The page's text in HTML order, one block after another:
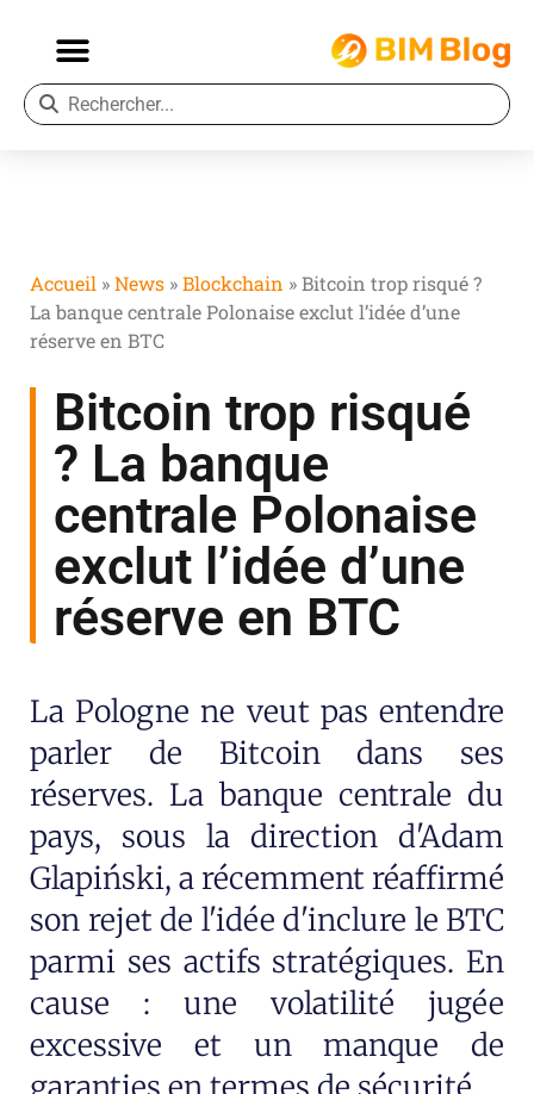
Accueil »News »Blockchain »Bitcoin trop risqué ?
La banque centrale Polonaise exclut l’idée d’une
réserve en BTC
Bitcoin trop risqué
? La banque
centrale Polonaise
exclut l’idée d’une
réserve en BTC
La Pologne ne veut pas entendre
parler de Bitcoin dans ses
réserves. La banque centrale du
pays, sous la direction d'Adam
Glapiński, a récemment réaffirmé
son rejet de l'idée d'inclure le BTC
parmi ses actifs stratégiques. En
cause : une volatilité jugée
excessive et un manque de